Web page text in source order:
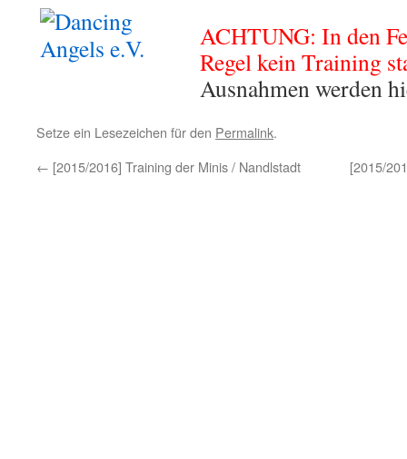
ACHTUNG: In den
Regel kein Training
Ausnahmen werden
Setze ein Lesezeichen für den Permalink.
← [2015/2016] Training der Minis / Nandlstadt [2015/